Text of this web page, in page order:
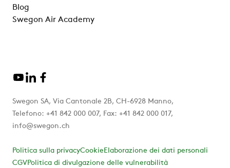
Blog
Swegon Air Academy
Swegon SA, Via Cantonale 2B, CH-6928 Manno,
Telefono: +41 842 000 007, Fax: +41 842 000 017,
info@swegon.ch
Politica sulla privacyCookieElaborazione dei dati personali
CGVPolitica di divulgazione delle vulnerabilità